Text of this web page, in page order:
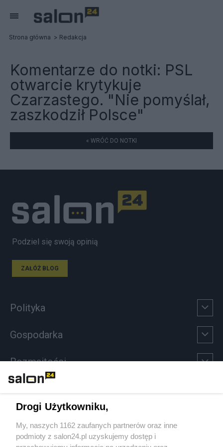
Strona główna Redakcja
Komentarze do notki: PSL
otwarcie krytykuje
Czarzastego. "Nie pomyślał,
zaszkodził Polsce"
« WRÓĆ DO NOTKI
Podziel się swoją opinią
ZAŁÓŻ BLOG
Polityka
Gospodarka
Rozmaitości
Sport
Społeczeństwo
Drogi Użytkowniku,
My, naszych 1162 zaufanych partnerów oraz inne
podmioty z salon24.pl uzyskujemy dostęp i